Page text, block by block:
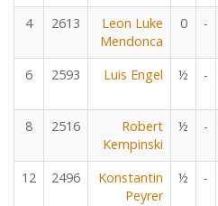
4 2613
Leon Luke
Mendonca
0 -
6 2593 Luis Engel ½ -
8 2516
Robert
Kempinski
½ -
12 2496
Konstantin
Peyrer
½ -